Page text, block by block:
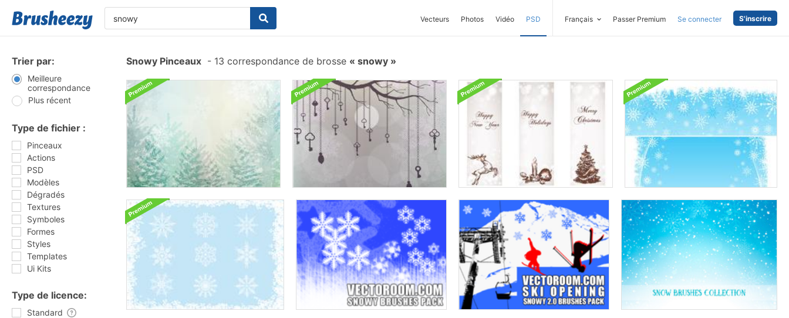
Vecteurs Photos Vidéo PSD Français Passer Premium Se connecter S'inscrire
Trier par:
Meilleure
correspondance
Plus récent
Type de fichier :
Pinceaux
Actions
PSD
Modèles
Dégradés
Textures
Symboles
Formes
Styles
Templates
Ui Kits
Type de licence:
Standard
Snowy Pinceaux - 13 correspondance de brosse snowy